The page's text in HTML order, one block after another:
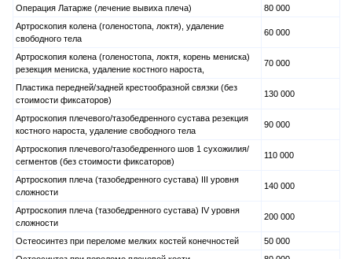
Операция Латарже (лечение вывиха плеча)
80 000
Артроскопия колена (голеностопа, локтя), удаление
свободного тела
60 000
Артроскопия колена (голеностопа, локтя, корень мениска)
резекция мениска, удаление костного нароста,
70 000
Пластика передней/задней крестообразной связки (без
стоимости фиксаторов)
130 000
Артроскопия плечевого/тазобедренного сустава резекция
костного нароста, удаление свободного тела
90 000
Артроскопия плечевого/тазобедренного шов 1 сухожилия/
сегментов (без стоимости фиксаторов)
110 000
Артроскопия плеча (тазобедренного сустава) III уровня
сложности
140 000
Артроскопия плеча (тазобедренного сустава) IV уровня
сложности
200 000
Остеосинтез при переломе мелких костей конечностей
50 000